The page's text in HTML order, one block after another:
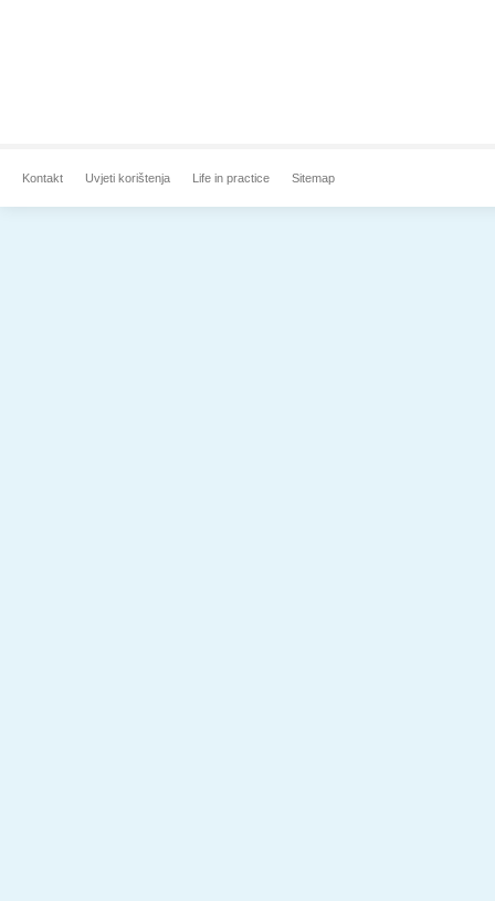
Kontakt Uvjeti korištenja Life in practice Sitemap